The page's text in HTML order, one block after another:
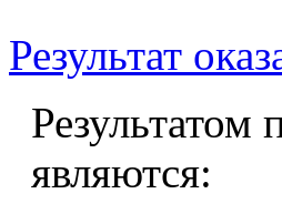
Результат
Результатом
являются: